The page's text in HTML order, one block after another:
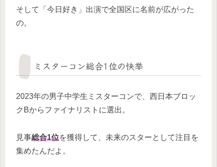
そして「今日好き」出演で全国区に名前が広がった
の。
ミスターコン総合1位の快挙
2023年の男子中学生ミスターコンで、西日本ブロッ
クBからファイナリストに選出。
見事総合1位を獲得して、未来のスターとして注目を
集めたんだよ。